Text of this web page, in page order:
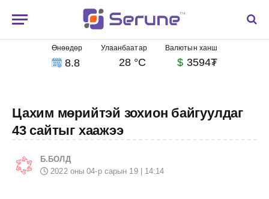
Өнөөдөр
8.8
Улаанбаатар
28 °C
Валютын ханш
$ 3594₮
Цахим мөрийтэй зохион байгуулдаг
43 сайтыг хаажээ
Б.БОЛД
2022 оны 04-р сарын 19 | 14:14